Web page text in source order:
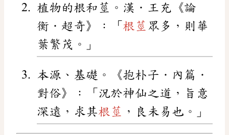
植物的根和莖。漢．王充《論
衡．超奇》：「 根莖 眾多，則華
葉繁茂。」
本源、基礎。《抱朴子．內篇．
對俗》：「況於神仙之道，旨意
深遠，求其根莖 ，良未易也。」